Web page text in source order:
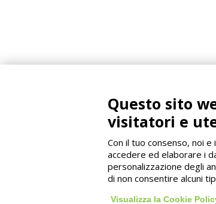
Questo sito
visitatori e
Con il tuo consenso, noi
accedere ed elaborare i
personalizzazione degli
di non consentire alcuni
Visualizza la Cookie